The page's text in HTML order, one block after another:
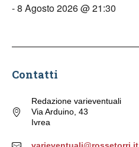
- 8 Agosto 2026 @ 21:30
Contatti
Redazione varieventuali
Via Arduino, 43
Ivrea
varieventuali@rossetorri.it